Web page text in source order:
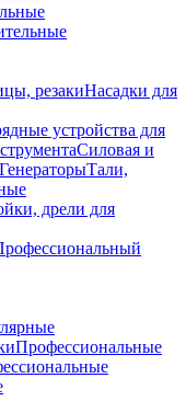
резакиНасадки для
устройства для
Силовая и
ГенераторыТали,
дрели для
Профессиональные